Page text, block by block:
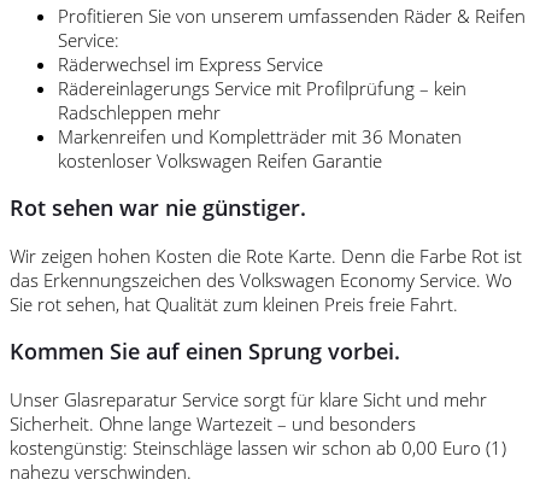
Profitieren Sie von unserem umfassenden Räder & Reifen
Service:
Räderwechsel im Express Service
Rädereinlagerungs Service mit Profilprüfung – kein
Radschleppen mehr
Markenreifen und Kompletträder mit 36 Monaten
kostenloser Volkswagen Reifen Garantie
Rot sehen war nie günstiger.
Wir zeigen hohen Kosten die Rote Karte. Denn die Farbe Rot ist
das Erkennungszeichen des Volkswagen Economy Service. Wo
Sie rot sehen, hat Qualität zum kleinen Preis freie Fahrt.
Kommen Sie auf einen Sprung vorbei.
Unser Glasreparatur Service sorgt für klare Sicht und mehr
Sicherheit. Ohne lange Wartezeit – und besonders
kostengünstig: Steinschläge lassen wir schon ab 0,00 Euro (1)
nahezu verschwinden.